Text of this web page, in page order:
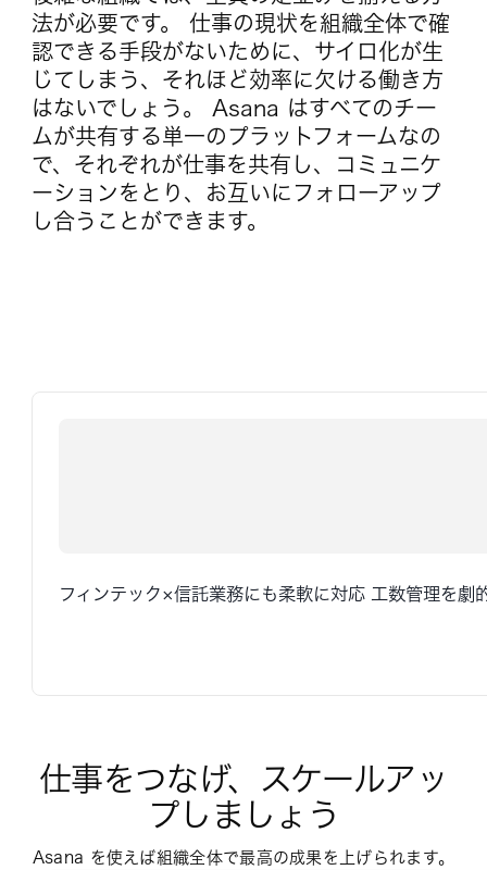
法が必要です。 仕事の現状を組織全体で確
認できる手段がないために、サイロ化が生
じてしまう、それほど効率に欠ける働き方
はないでしょう。 Asana はすべてのチー
ムが共有する単一のプラットフォームなの
で、それぞれが仕事を共有し、コミュニケ
ーションをとり、お互いにフォローアップ
し合うことができます。
フィンテック×信託業務にも柔軟に対応 工数管理を
仕事をつなげ、スケールアッ
プしましょう
Asana を使えば組織全体で最高の成果を上げられます。